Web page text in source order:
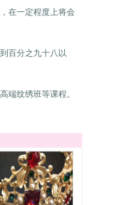
在一定程度上将会
百分之九十八以
端纹绣班等课程。